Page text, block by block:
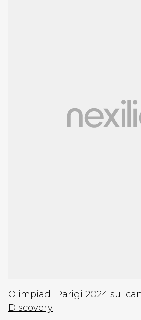
Olimpiadi Parigi 2024 sui
Discovery